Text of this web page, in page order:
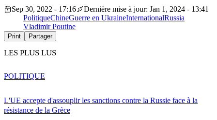
Sep 30, 2022 - 17:16
Dernière mise à jour: Jan 1, 2024 - 13:41
PolitiqueChineGuerre en UkraineInternationalRussia
Vladimir Poutine
Print Partager
LES PLUS LUS
L'UE accepte d'assouplir les sanctions contre la Russie face à la
résistance de la Grèce
POLITIQUE